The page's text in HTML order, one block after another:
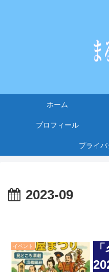
ホーム
プロフィール
プライ
2023-09
イベント